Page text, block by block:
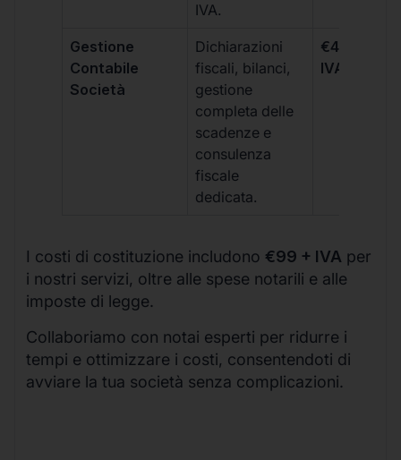
IVA.
Gestione
Contabile
Società
Dichiarazioni
fiscali, bilanci,
gestione
completa delle
scadenze e
consulenza
fiscale
dedicata.
€499 +
IVA/
I costi di costituzione includono €99 + IVA per
i nostri servizi, oltre alle spese notarili e alle
imposte di legge.
Collaboriamo con notai esperti per ridurre i
tempi e ottimizzare i costi, consentendoti di
avviare la tua società senza complicazioni.